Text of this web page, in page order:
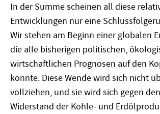
In der Summe scheinen all diese
Entwicklungen nur eine
Wir stehen am Beginn einer globalen
die alle bisherigen politischen,
wirtschaftlichen Prognosen auf den
könnte. Diese Wende wird sich nicht
vollziehen, und sie wird sich gegen
Widerstand der Kohle- und